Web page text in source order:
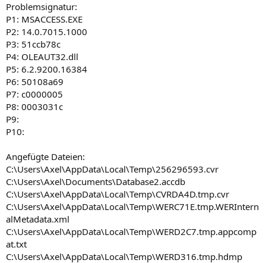
Problemsignatur:
P1: MSACCESS.EXE
P2: 14.0.7015.1000
P3: 51ccb78c
P4: OLEAUT32.dll
P5: 6.2.9200.16384
P6: 50108a69
P7: c0000005
P8: 0003031c
P9:
P10:
Angefügte Dateien:
C:\Users\Axel\AppData\Local\Temp\256296593.cvr
C:\Users\Axel\Documents\Database2.accdb
C:\Users\Axel\AppData\Local\Temp\CVRDA4D.tmp.cvr
C:\Users\Axel\AppData\Local\Temp\WERC71E.tmp.WERIntern
alMetadata.xml
C:\Users\Axel\AppData\Local\Temp\WERD2C7.tmp.appcomp
at.txt
C:\Users\Axel\AppData\Local\Temp\WERD316.tmp.hdmp